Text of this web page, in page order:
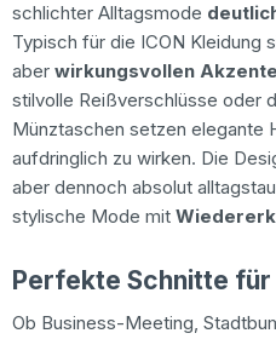
schlichter Alltagsmode
Typisch für die ICON Kleidung
aber wirkungsvollen
stilvolle Reißverschlüsse oder
Münztaschen setzen elegante
aufdringlich zu wirken. Die
aber dennoch absolut
stylische Mode mit
Perfekte Schnitte
Ob Business-Meeting,